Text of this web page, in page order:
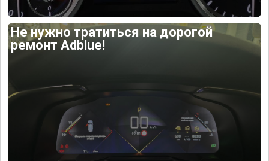
Не нужно тратиться на дорогой
ремонт Adblue!